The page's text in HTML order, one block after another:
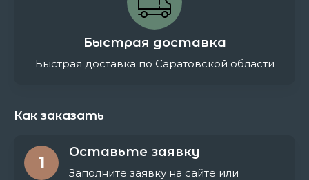
Быстрая доставка
Быстрая доставка по Саратовской области
Как заказать
1
Оставьте заявку
Заполните заявку на сайте или